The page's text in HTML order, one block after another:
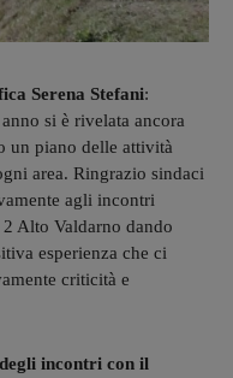
Serena Stefani:
si è rivelata ancora
un piano delle attività
area. Ringrazio sindaci
agli incontri
Alto Valdarno dando
esperienza che ci
criticità e
incontri con il